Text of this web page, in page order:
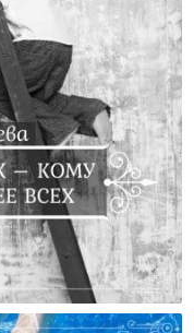
Сложнее Всех